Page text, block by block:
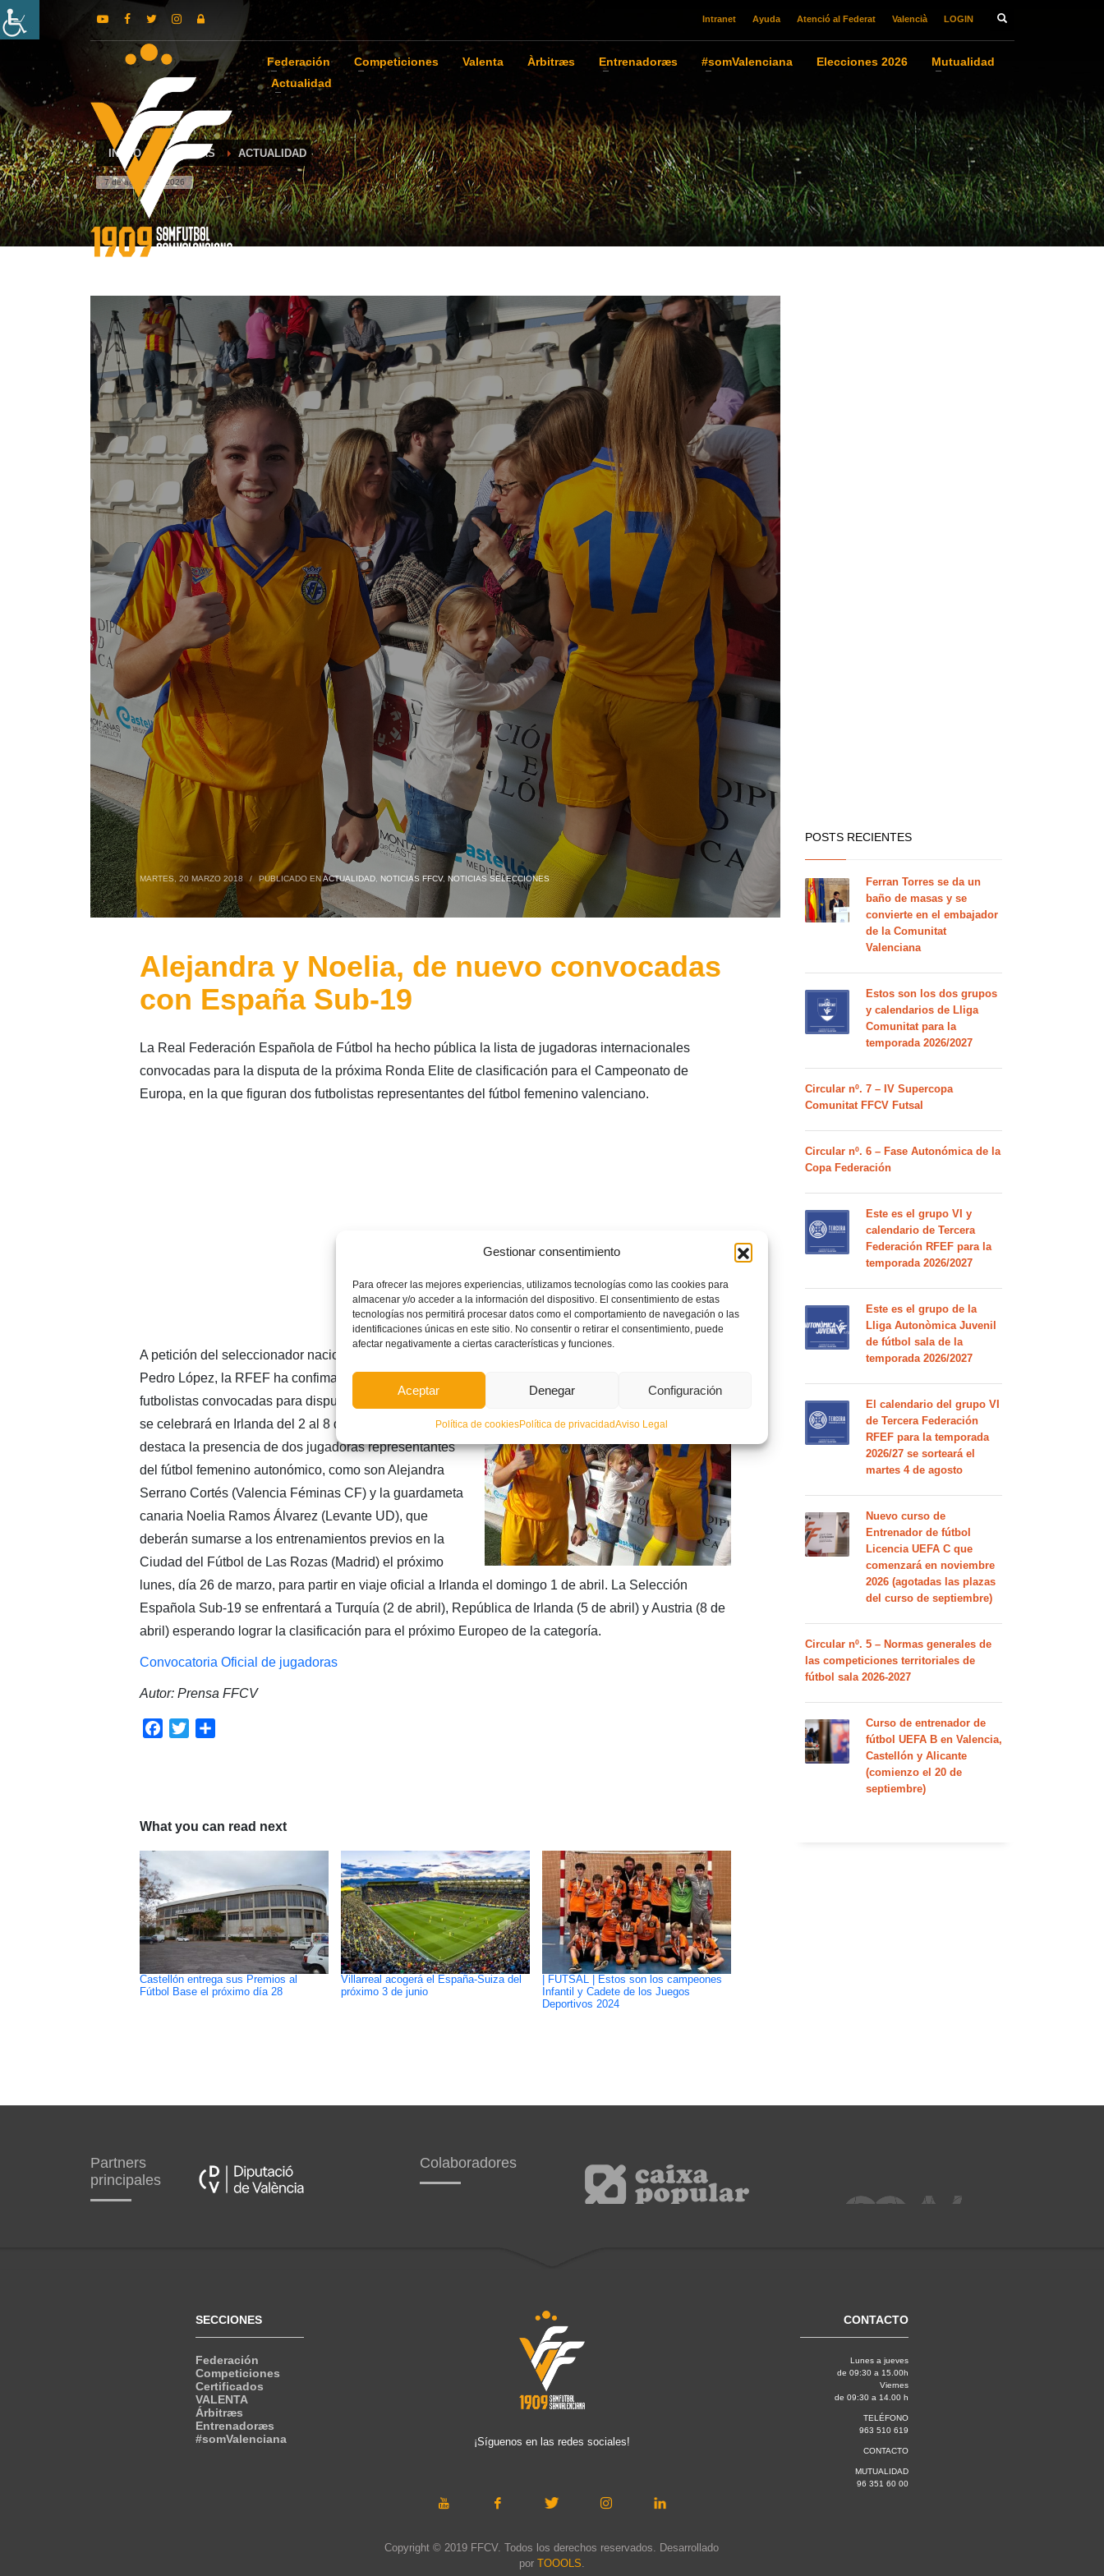
Gestionar consentimiento
Para ofrecer las mejores experiencias, utilizamos tecnologías como las cookies para
almacenar y/o acceder a la información del dispositivo. El consentimiento de estas
tecnologías nos permitirá procesar datos como el comportamiento de navegación o las
identificaciones únicas en este sitio. No consentir o retirar el consentimiento, puede
afectar negativamente a ciertas características y funciones.
Aceptar Denegar Configuración
Política de cookiesPolítica de privacidadAviso Legal
Intranet Ayuda Atenció al Federat Valencià LOGIN
Federación Competiciones Valenta Àrbitræs Entrenadoræs #somValenciana Elecciones 2026
Mutualidad
Actualidad
INICIO NOTICIAS ACTUALIDAD
7 de agosto de 2026
MARTES, 20 MARZO 2018 / PUBLICADO ENACTUALIDAD, NOTICIAS FFCV, NOTICIAS SELECCIONES
Alejandra y Noelia, de nuevo convocadas
con España Sub-19
La Real Federación Española de Fútbol ha hecho pública la lista de jugadoras internacionales
convocadas para la disputa de la próxima Ronda Elite de clasificación para el Campeonato de
Europa, en la que figuran dos futbolistas representantes del fútbol femenino valenciano.
A petición del seleccionador nacional femenino Sub-19,
Pedro López, la RFEF ha confimado la lista oficial de
futbolistas convocadas para disputar la Ronda Elite que
se celebrará en Irlanda del 2 al 8 de abril. En ella
destaca la presencia de dos jugadoras representantes
del fútbol femenino autonómico, como son Alejandra
Serrano Cortés (Valencia Féminas CF) y la guardameta
canaria Noelia Ramos Álvarez (Levante UD), que
deberán sumarse a los entrenamientos previos en la
Ciudad del Fútbol de Las Rozas (Madrid) el próximo
lunes, día 26 de marzo, para partir en viaje oficial a Irlanda el domingo 1 de abril. La Selección
Española Sub-19 se enfrentará a Turquía (2 de abril), República de Irlanda (5 de abril) y Austria (8 de
abril) esperando lograr la clasificación para el próximo Europeo de la categoría.
Convocatoria Oficial de jugadoras
Autor: Prensa FFCV
Facebook
Twitter
What you can read next
Castellón entrega sus Premios al
Fútbol Base el próximo día 28
Villarreal acogerá el España-Suiza del
próximo 3 de junio
| FUTSAL | Estos son los campeones
Infantil y Cadete de los Juegos
Deportivos 2024
POSTS RECIENTES
Ferran Torres se da un
baño de masas y se
convierte en el embajador
de la Comunitat
Valenciana
Estos son los dos grupos
y calendarios de Lliga
Comunitat para la
temporada 2026/2027
Circular nº. 7 – IV Supercopa
Comunitat FFCV Futsal
Circular nº. 6 – Fase Autonómica de la
Copa Federación
Este es el grupo VI y
calendario de Tercera
Federación RFEF para la
temporada 2026/2027
Este es el grupo de la
Lliga Autonòmica Juvenil
de fútbol sala de la
temporada 2026/2027
El calendario del grupo VI
de Tercera Federación
RFEF para la temporada
2026/27 se sorteará el
martes 4 de agosto
Nuevo curso de
Entrenador de fútbol
Licencia UEFA C que
comenzará en noviembre
2026 (agotadas las plazas
del curso de septiembre)
Circular nº. 5 – Normas generales de
las competiciones territoriales de
fútbol sala 2026-2027
Curso de entrenador de
fútbol UEFA B en Valencia,
Castellón y Alicante
(comienzo el 20 de
septiembre)
Partners
principales
Colaboradores
SECCIONES
Federación
Competiciones
Certificados
VALENTA
Árbitræs
Entrenadoræs
#somValenciana
¡Síguenos en las redes sociales!
Copyright © 2019 FFCV. Todos los derechos reservados. Desarrollado
por TOOOLS
CONTACTO
Lunes a jueves
de 09:30 a 15.00h
Viernes
de 09:30 a 14.00 h
TELÉFONO
963 510 619
CONTACTO
MUTUALIDAD
96 351 60 00